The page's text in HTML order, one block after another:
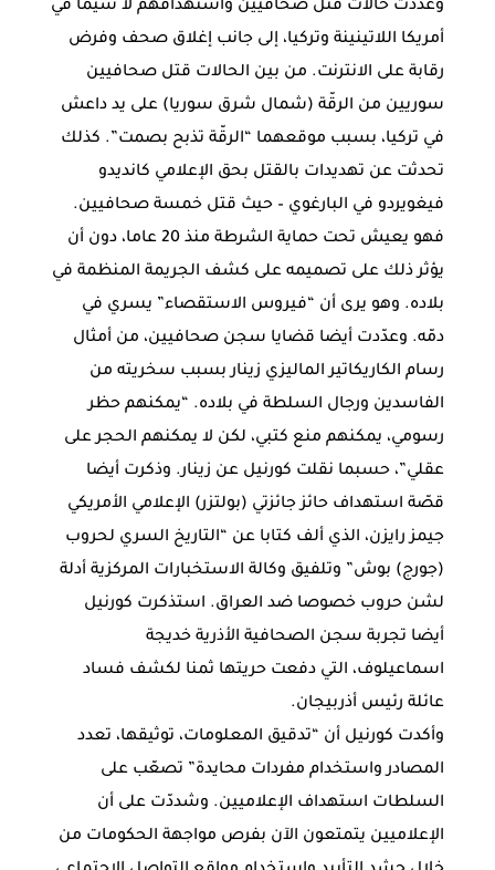
وعدّدت حالات قتل صحافيين واستهدافهم لا سيما في
أمريكا اللاتينينة وتركيا، إلى جانب إغلاق صحف وفرض
رقابة على الانترنت. من بين الحالات قتل صحافيين
سوريين من الرقّة (شمال شرق سوريا) على يد داعش
في تركيا، بسبب موقعهما “الرقّة تذبح بصمت”. كذلك
تحدثت عن تهديدات بالقتل بحق الإعلامي كانديدو
فيغويردو في البارغوي – حيث قتل خمسة صحافيين.
فهو يعيش تحت حماية الشرطة منذ 20 عاما، دون أن
يؤثر ذلك على تصميمه على كشف الجريمة المنظمة في
بلاده. وهو يرى أن “فيروس الاستقصاء” يسري في
دمّه. وعدّدت أيضا قضايا سجن صحافيين، من أمثال
رسام الكاريكاتير الماليزي زينار بسبب سخريته من
الفاسدين ورجال السلطة في بلاده. “يمكنهم حظر
رسومي، يمكنهم منع كتبي، لكن لا يمكنهم الحجر على
عقلي”، حسبما نقلت كورنيل عن زينار. وذكرت أيضا
قصّة استهداف حائز جائزتي (بولتزر) الإعلامي الأمريكي
جيمز رايزن، الذي ألف كتابا عن “التاريخ السري لحروب
(جورج) بوش” وتلفيق وكالة الاستخبارات المركزية أدلة
لشن حروب خصوصا ضد العراق. استذكرت كورنيل
أيضا تجربة سجن الصحافية الأذرية خديجة
اسماعيلوف، التي دفعت حريتها ثمنا لكشف فساد
عائلة رئيس أذربيجان.
وأكدت كورنيل أن “تدقيق المعلومات، توثيقها، تعدد
المصادر واستخدام مفردات محايدة” تصعّب على
السلطات استهداف الإعلاميين. وشددّت على أن
الإعلاميين يتمتعون الآن بفرص مواجهة الحكومات من